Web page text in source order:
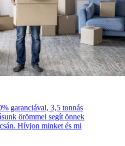
garanciával, 3,5 tonnás
örömmel segít önnek
Hívjon minket és mi